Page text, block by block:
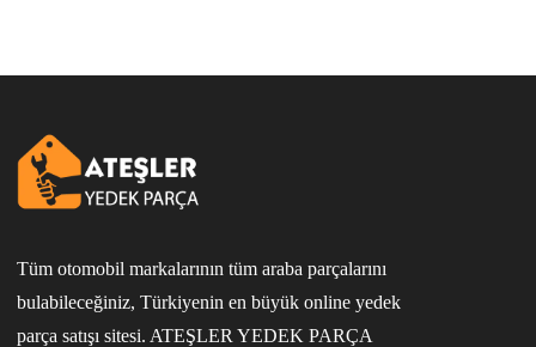
Tüm otomobil markalarının tüm araba parçalarını
bulabileceğiniz, Türkiyenin en büyük online yedek
parça satışı sitesi. ATEŞLER YEDEK PARÇA